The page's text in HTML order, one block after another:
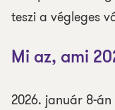
teszi a végleges
Mi az, ami
2026. január 8-